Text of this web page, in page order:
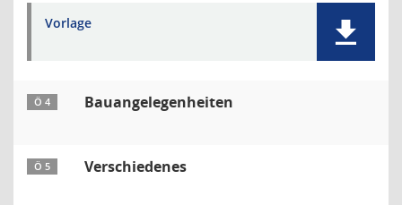
Vorlage
Ö 4 Bauangelegenheiten
Ö 5 Verschiedenes